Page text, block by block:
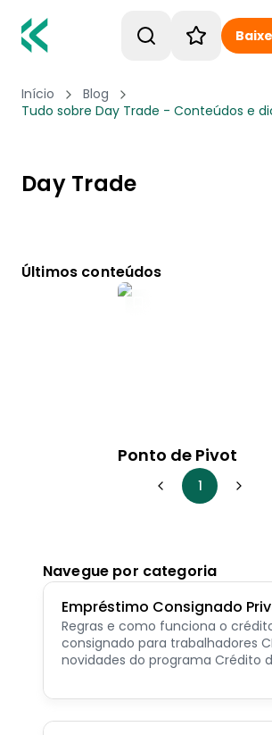
Início
Blog
Tudo sobre Day Trade - Conteúdos e
Day Trade
Últimos conteúdos
Ponto de Pivot
1
Navegue por categoria
Empréstimo Consignado
Regras e como funciona o
consignado para trabalhadores
novidades do programa Crédito
consignado privado.